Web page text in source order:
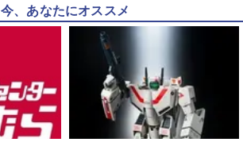
今、あなたにオススメ